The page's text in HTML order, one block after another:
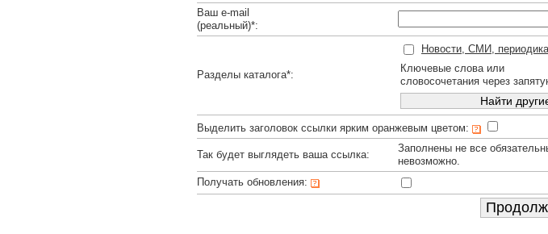
Ваш e-mail
(реальный)*:
Разделы каталога*:
Новости, СМИ,
Ключевые слова или
словосочетания через
Выделить заголовок ссылки ярким оранжевым цветом:
Так будет выглядеть ваша ссылка:
Заполнены не все
невозможно.
Получать обновления: